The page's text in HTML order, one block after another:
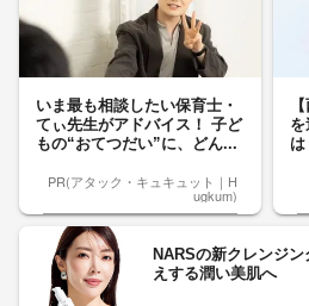
いま最も相談したい保育士・
てぃ先生がアドバイス！ 子ど
もの“おてつだい”に、どん...
PR(アタック・キュキュット｜H
ugkum)
は
NARSの新クレンジ
えする潤い美肌へ